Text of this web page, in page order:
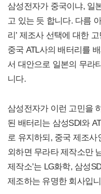
삼성전자가 중국이냐, 일
고 있는 듯 합니다. 다름
리’ 제조사 선택에 대한
중국 ATL사의 배터리를
서 대안으로 일본의 무라
니다.
삼성전자가 이런 고민을
된 배터리는 삼성SDI와
로 유지하되, 중국 제조사
외하면 무라타 제작소만
제작소’는 LG화학, 삼성
제조하는 유명한 회사입